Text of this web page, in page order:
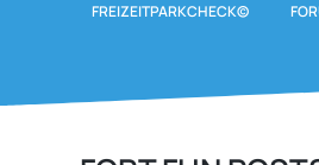
FREIZEITPARKCHECK©